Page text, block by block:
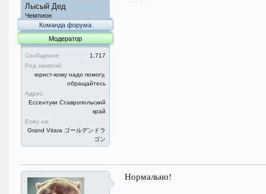
Лысый Дед
Чемпион
Команда форума
Модератор
Сообщения:
1.717
Род занятий:
юрист-кому надо помогу,
обращайтесь
Адрес:
Ессентуки Ставропольский
край
Езжу на:
Grand Vitara ゴールデンドラ
ゴン
Нормально!